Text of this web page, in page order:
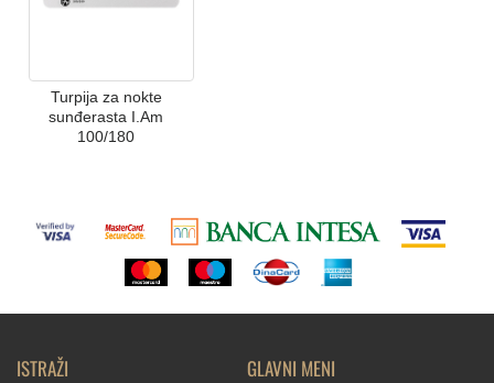
Turpija za nokte
sunđerasta I.Am
100/180
ISTRAŽI GLAVNI MENI